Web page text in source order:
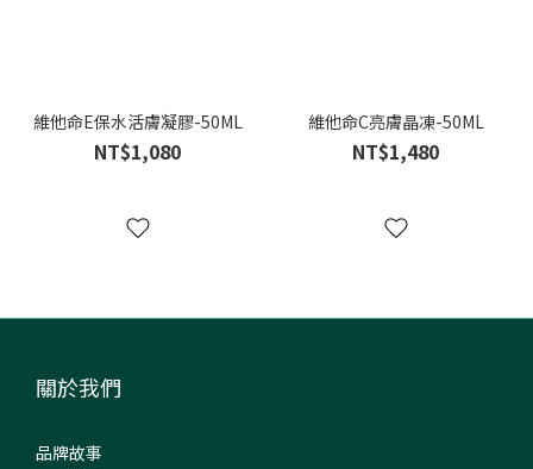
維他命E保水活膚凝膠-50ML
NT$1,080
維他命C亮膚晶凍-50ML
NT$1,480
關於我們
品牌故事